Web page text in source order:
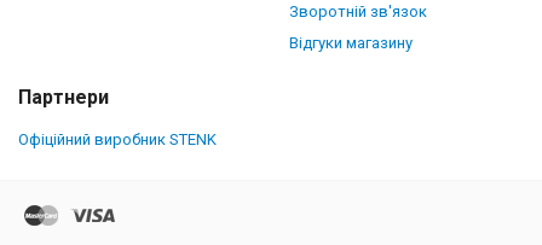
Зворотній зв'язок
Відгуки магазину
Партнери
Офіційний виробник STENK